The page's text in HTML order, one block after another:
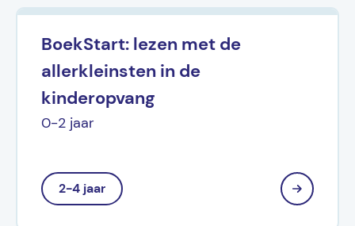
BoekStart: lezen met de
allerkleinsten in de
kinderopvang
0-2 jaar
2-4 jaar